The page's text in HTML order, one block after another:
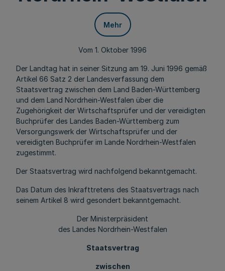
Mehr
Vom 1. Oktober 1996
Der Landtag hat in seiner Sitzung am 19. Juni 1996 gemäß
Artikel 66 Satz 2 der Landesverfassung dem
Staatsvertrag zwischen dem Land Baden-Württemberg
und dem Land Nordrhein-Westfalen über die
Zugehörigkeit der Wirtschaftsprüfer und der vereidigten
Buchprüfer des Landes Baden-Württemberg zum
Versorgungswerk der Wirtschaftsprüfer und der
vereidigten Buchprüfer im Lande Nordrhein-Westfalen
zugestimmt.
Der Staatsvertrag wird nachfolgend bekanntgemacht.
Das Datum des Inkrafttretens des Staatsvertrags nach
seinem Artikel 8 wird gesondert bekanntgemacht.
Der Ministerpräsident
des Landes Nordrhein-Westfalen
Staatsvertrag
zwischen